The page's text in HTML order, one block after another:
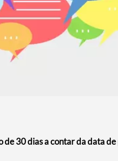
30 dias a contar da data